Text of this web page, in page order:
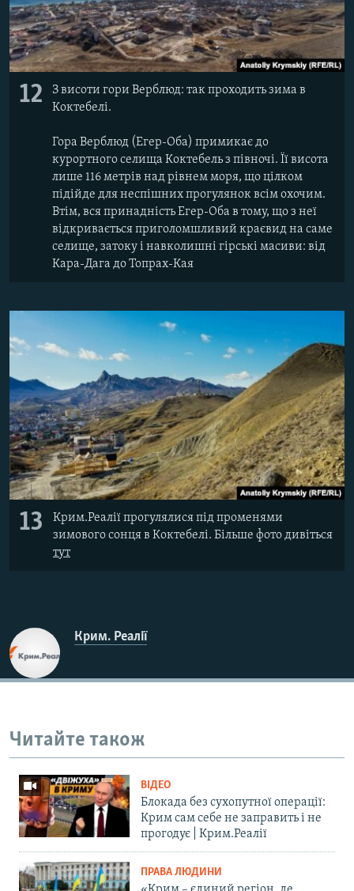
12
З висоти гори Верблюд: так проходить зима в
Коктебелі.
Гора Верблюд (Егер-Оба) примикає до
курортного селища Коктебель з півночі. Її висота
лише 116 метрів над рівнем моря, що цілком
підійде для неспішних прогулянок всім охочим.
Втім, вся принадність Егер-Оба в тому, що з неї
відкривається приголомшливий краєвид на саме
селище, затоку і навколишні гірські масиви: від
Кара-Дага до Топрах-Кая
13
Крим.Реалії прогулялися під променями
зимового сонця в Коктебелі. Більше фото дивіться
тут​
Крим. Реалії
Читайте також
ВІДЕО
Блокада без сухопутної операції:
Крим сам себе не заправить і не
прогодує | Крим.Реалії
ПРАВА ЛЮДИНИ